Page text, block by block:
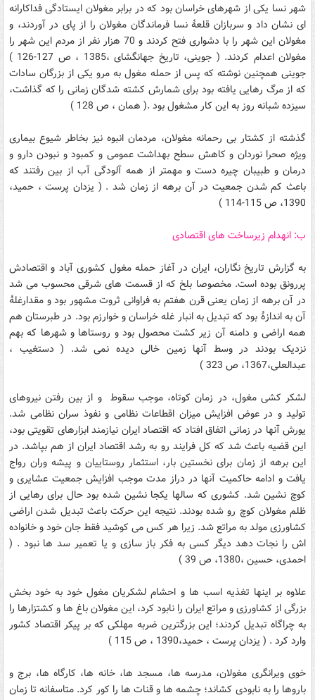
شهر نسا یکی از شهرهای خراسان بود که در برابر مغولان ایستادگی فداکارانه
ای نشان داد و سربازان قلعۀ نسا فرماندگان مغولان را از پای در آوردند، و
مغولان این شهر را با دشواری فتح کردند و 70 هزار نفر از مردم این شهر را
مغولان اعدام کردند. ( جوینی، تاریخ جهانگشای ،1385 ، ص 127-126 )
جوینی همچنین نوشته که پس از حمله مغول به مرو یکی از بزرگان سادات
که از مرگ رهایی یافته بود برای شمارش کشته شدگان زمانی را که گذاشت،
سیزده شبانه روز به این کار مشغول بود .( همان ، ص 128 )
گذشته از کشتار بی رحمانه مغولان، مردمان انبوه نیز بخاطر شیوع بیماری
ویژه صحرا نوردان و کاهش سطح بهداشت عمومی و کمبود و نبودن دارو و
درمان و طبیبان چیره دست و مهمتر از همه آلودگی آب از بین رفتند که
باعث کم شدن جمعیت در آن برهه از زمان شد . ( یزدان پرست ، حمید،
1390، ص 115-114 )
ب: انهدام زیرساخت های اقتصادی
به گزارش تاریخ نگاران، ایران در آغاز حمله مغول کشوری آباد و اقتصادش
پررونق بوده است. مخصوصا بلخ که از قسمت های شرقی محسوب می شد
در آن برهه از زمان یعنی قرن هفتم به فراوانی ثروت مشهور بود و مقدارغلۀ
آن به اندازۀ بود که تبدیل به انبار غله خراسان و خوارزم بود. در طبرستان هم
همه اراضی و دامنه آن زیر کشت محصول بود و روستاها و شهرها که بهم
نزدیک بودند در وسط آنها زمین خالی دیده نمی شد. ( دستغیب ،
عبدالعلی،1367، ص 323 )
لشکر کشی مغول، در زمان کوتاه، موجب سقوط و از بین رفتن نیروهای
تولید و در عوض افزایش میزان اقطاعات نظامی و نفوذ سران نظامی شد.
یورش آنها در زمانی اتفاق افتاد که اقتصاد ایران نیازمند ابزارهای تقویتی بود،
این قضیه باعث شد که کل فرایند رو به رشد اقتصاد ایران از هم بپاشد. در
این برهه از زمان برای نخستین بار، استثمار روستاییان و پیشه وران رواج
یافت و ادامه حاکمیت آنها در دراز مدت موجب افزایش جمعیت عشایری و
کوچ نشین شد. کشوری که سالها یکجا نشین شده بود حال برای رهایی از
ظلم مغولان کوچ رو شده بودند. نتیجه این حرکت باعث تبدیل شدن اراضی
کشاورزی مولد به مراتع شد. زیرا هر کس می کوشید فقط جان خود و خانواده
اش را نجات دهد دیگر کسی به فکر باز سازی و یا تعمیر سد ها نبود . (
احمدی، حسین ،1380، ص 39 )
علاوه بر اینها تغذیه اسب ها و احشام لشکریان مغول خود به خود بخش
بزرگی از کشاورزی و مراتع ایران را نابود کرد، این مغولان باغ ها و کشتزارها را
به چراگاه تبدیل کردند؛ این بزرگترین ضربه مهلکی که بر پیکر اقتصاد کشور
وارد کرد . ( یزدان پرست ، حمید،1390 ، ص 115 )
خوی ویرانگری مغولان، مدرسه ها، مسجد ها، خانه ها، کارگاه ها، برج و
باروها را به نابودی کشاند؛ چشمه ها و قنات ها را کور کرد. متاسفانه تا زمان